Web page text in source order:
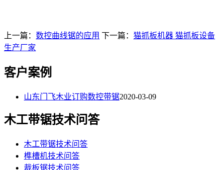
上一篇： 数控曲线锯的应用 下一篇： 猫抓板机器 猫抓板设备
生产厂家
客户案例
山东门飞木业订购数控带锯2020-03-09
木工带锯技术问答
木工带锯技术问答
榫槽机技术问答
裁板锯技术问答